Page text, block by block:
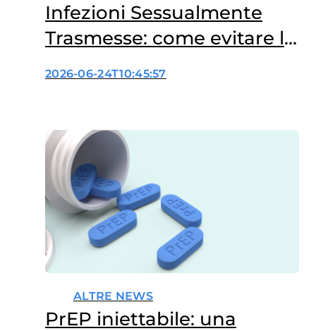
Infezioni Sessualmente
Trasmesse: come evitare le
fake news?
2026-06-24T10:45:57
ALTRE NEWS
PrEP iniettabile: una